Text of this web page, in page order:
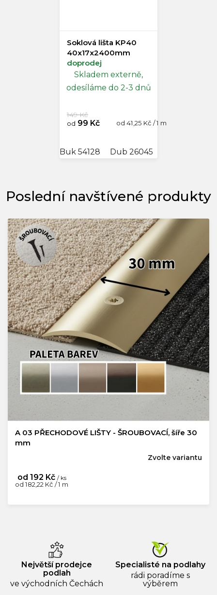
Soklová lišta KP40
40x17x2400mm
doprodej
Skladem externě,
odesíláme do 2-3 dnů
od 99 Kč
149 Kč
Měrná
od 41,25 Kč / 1 m
Buk 54128 Dub 26045
Poslední navštívené produkty
A 03 PŘECHODOVÉ LIŠTY - ŠROUBOVACÍ, šíře 30
mm
od 192 Kč / ks
Měrná
od 182,22 Kč / 1 m
Zvolte variantu
Největší prodejce
podlah
ve východních Čechách
Specialisté na podlahy
rádi poradíme s
výběrem